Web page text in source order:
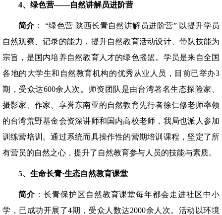
4、绿色营——自然讲解员进阶营
简介： “绿色营 陕西长青自然讲解员进阶营” 以提升学员
自然观察、记录的能力，提升自然教育活动设计、带队技能为
宗旨，是国内培养自然教育人才的绿色摇篮。学员是来自全国
各地的大学生和自然教育机构的优秀从业人员，目前已举办3
期，受众达600余人次。师资团队是由台湾著名生态探险家、
摄影家、作家、享誉东南亚的自然教育先行者徐仁修老师率领
的台湾荒野基金会资深讲师和国内高校老师，我局也派人参加
训练营培训。通过系统而具操作性的营期培训课程，坚定了所
有营员的自然之心，提升了自然教育参与人员的技能与素质。
5、生命长青·生态自然教育课堂
简介：长青保护区自然教育课堂每年都会走进社区中小
学，已成功开展了4期，受众人数达2000余人次。活动以环境